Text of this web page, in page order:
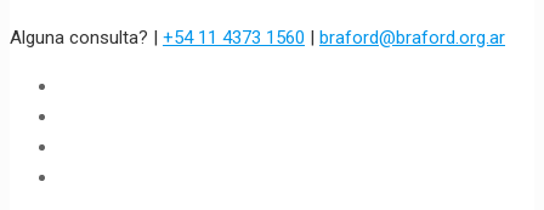
Alguna consulta? | +54 11 4373 1560 | braford@braford.org.ar